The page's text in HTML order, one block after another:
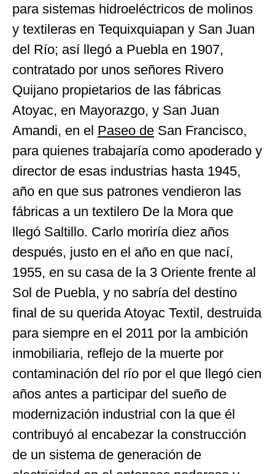
para sistemas hidroeléctricos de molinos
y textileras en Tequixquiapan y San Juan
del Río; así llegó a Puebla en 1907,
contratado por unos señores Rivero
Quijano propietarios de las fábricas
Atoyac, en Mayorazgo, y San Juan
Amandi, en el Paseo de San Francisco,
para quienes trabajaría como apoderado y
director de esas industrias hasta 1945,
año en que sus patrones vendieron las
fábricas a un textilero De la Mora que
llegó Saltillo. Carlo moriría diez años
después, justo en el año en que nací,
1955, en su casa de la 3 Oriente frente al
Sol de Puebla, y no sabría del destino
final de su querida Atoyac Textil, destruida
para siempre en el 2011 por la ambición
inmobiliaria, reflejo de la muerte por
contaminación del río por el que llegó cien
años antes a participar del sueño de
modernización industrial con la que él
contribuyó al encabezar la construcción
de un sistema de generación de